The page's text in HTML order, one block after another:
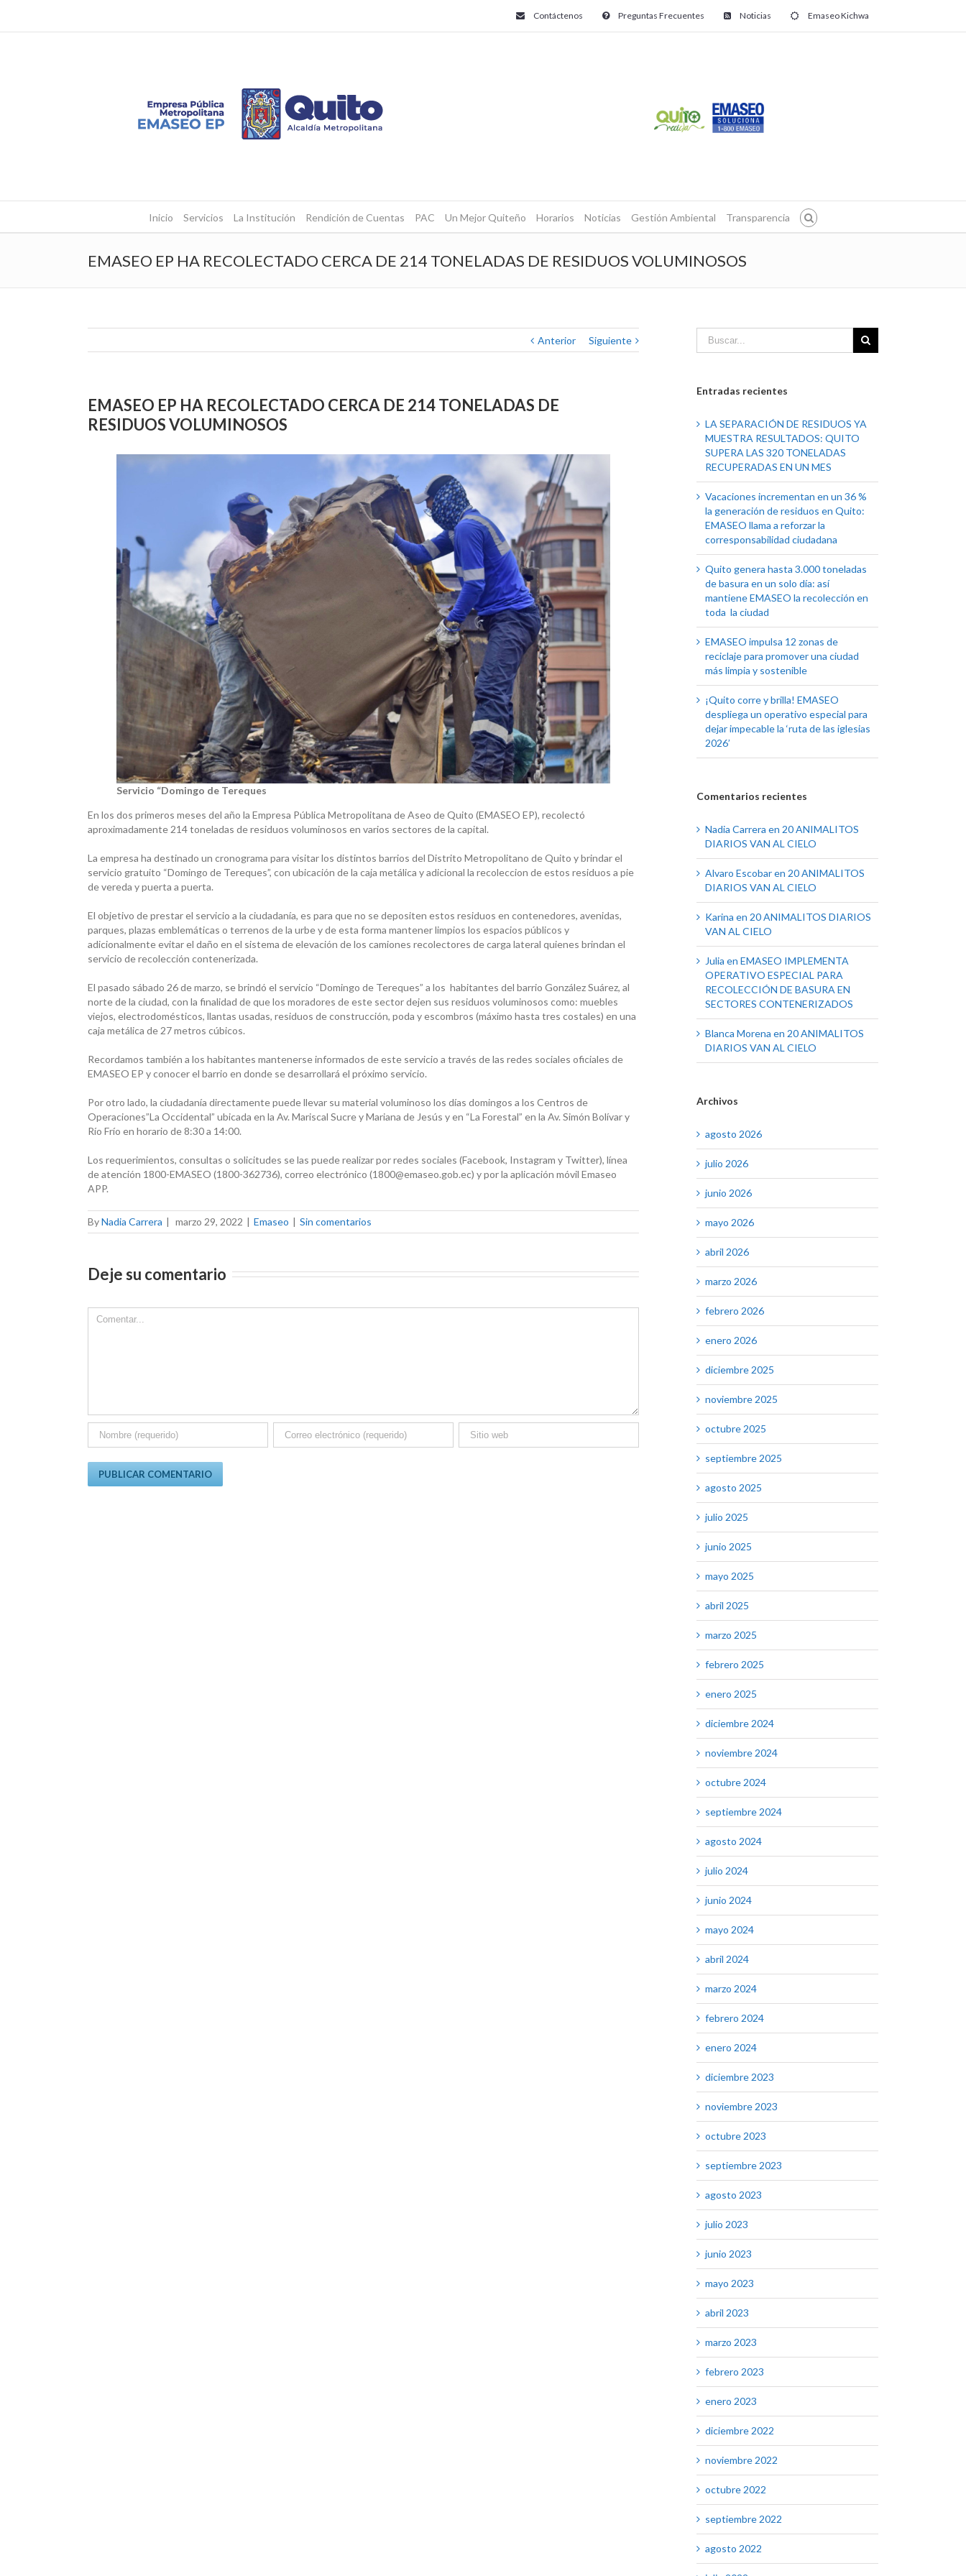
Contáctenos Preguntas Frecuentes Noticias Emaseo Kichwa
Inicio Servicios La Institución Rendición de Cuentas PAC Un Mejor Quiteño Horarios Noticias Gestión Ambiental Transparencia
EMASEO EP HA RECOLECTADO CERCA DE 214 TONELADAS DE RESIDUOS VOLUMINOSOS
Anterior Siguiente
EMASEO EP HA RECOLECTADO CERCA DE 214 TONELADAS DE
RESIDUOS VOLUMINOSOS
Servicio “Domingo de Tereques
En los dos primeros meses del año la Empresa Pública Metropolitana de Aseo de Quito (EMASEO EP), recolectó
aproximadamente 214 toneladas de residuos voluminosos en varios sectores de la capital.
La empresa ha destinado un cronograma para visitar los distintos barrios del Distrito Metropolitano de Quito y brindar el
servicio gratuito “Domingo de Tereques”, con ubicación de la caja metálica y adicional la recoleccion de estos residuos a pie
de vereda y puerta a puerta.
El objetivo de prestar el servicio a la ciudadanía, es para que no se depositen estos residuos en contenedores, avenidas,
parques, plazas emblemáticas o terrenos de la urbe y de esta forma mantener limpios los espacios públicos y
adicionalmente evitar el daño en el sistema de elevación de los camiones recolectores de carga lateral quienes brindan el
servicio de recolección contenerizada.
El pasado sábado 26 de marzo, se brindó el servicio “Domingo de Tereques” a los habitantes del barrio González Suárez, al
norte de la ciudad, con la finalidad de que los moradores de este sector dejen sus residuos voluminosos como: muebles
viejos, electrodomésticos, llantas usadas, residuos de construcción, poda y escombros (máximo hasta tres costales) en una
caja metálica de 27 metros cúbicos.
Recordamos también a los habitantes mantenerse informados de este servicio a través de las redes sociales oficiales de
EMASEO EP y conocer el barrio en donde se desarrollará el próximo servicio.
Por otro lado, la ciudadanía directamente puede llevar su material voluminoso los días domingos a los Centros de
Operaciones”La Occidental” ubicada en la Av. Mariscal Sucre y Mariana de Jesús y en “La Forestal” en la Av. Simón Bolívar y
Río Frío en horario de 8:30 a 14:00.
Los requerimientos, consultas o solicitudes se las puede realizar por redes sociales (Facebook, Instagram y Twitter), línea
de atención 1800-EMASEO (1800-362736), correo electrónico (1800@emaseo.gob.ec) y por la aplicación móvil Emaseo
APP.
ByNadia Carrera | marzo 29, 2022 | Emaseo | Sin comentarios
Deje su comentario
Comment
Entradas recientes
LA SEPARACIÓN DE RESIDUOS YA
MUESTRA RESULTADOS: QUITO
SUPERA LAS 320 TONELADAS
RECUPERADAS EN UN MES
Vacaciones incrementan en un 36 %
la generación de residuos en Quito:
EMASEO llama a reforzar la
corresponsabilidad ciudadana
Quito genera hasta 3.000 toneladas
de basura en un solo día: así
mantiene EMASEO la recolección en
toda la ciudad
EMASEO impulsa 12 zonas de
reciclaje para promover una ciudad
más limpia y sostenible
¡Quito corre y brilla! EMASEO
despliega un operativo especial para
dejar impecable la ‘ruta de las iglesias
2026’
Comentarios recientes
Nadia Carrera en 20 ANIMALITOS
DIARIOS VAN AL CIELO
Alvaro Escobaren 20 ANIMALITOS
DIARIOS VAN AL CIELO
Karina en 20 ANIMALITOS DIARIOS
VAN AL CIELO
Julia en EMASEO IMPLEMENTA
OPERATIVO ESPECIAL PARA
RECOLECCIÓN DE BASURA EN
SECTORES CONTENERIZADOS
Blanca Morena en 20 ANIMALITOS
DIARIOS VAN AL CIELO
Archivos
agosto 2026
julio 2026
junio 2026
mayo 2026
abril 2026
marzo 2026
febrero 2026
enero 2026
diciembre 2025
noviembre 2025
octubre 2025
septiembre 2025
agosto 2025
julio 2025
junio 2025
mayo 2025
abril 2025
marzo 2025
febrero 2025
enero 2025
diciembre 2024
noviembre 2024
octubre 2024
septiembre 2024
agosto 2024
julio 2024
junio 2024
mayo 2024
abril 2024
marzo 2024
febrero 2024
enero 2024
diciembre 2023
noviembre 2023
octubre 2023
septiembre 2023
agosto 2023
julio 2023
junio 2023
mayo 2023
abril 2023
marzo 2023
febrero 2023
enero 2023
diciembre 2022
noviembre 2022
octubre 2022
septiembre 2022
agosto 2022